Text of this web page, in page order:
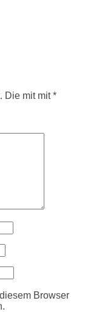
Die mit mit *
Browser